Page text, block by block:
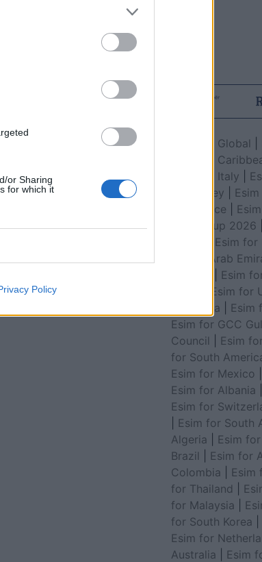
or Sharing
for which it
Policy
Esim for Global
Esim for
Esim for Italy
for Turkey
for Greece
World Cup 2026
Esim for
United Arab
Esim
Esim for
for Africa
Esim
Esim for GCC
Council
Esim
for South
Esim for Mexico
Esim for Albania
Esim for
Esim for South
Algeria
Esim
Brazil
Esim for
Colombia
Esim
for Thailand
for Malaysia
for South Korea
Esim for
Australia
Esim